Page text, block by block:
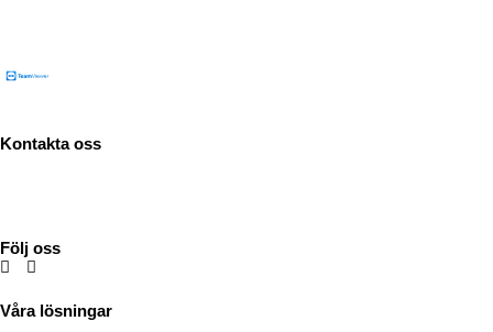
Kontakta oss
Följ oss
Våra lösningar